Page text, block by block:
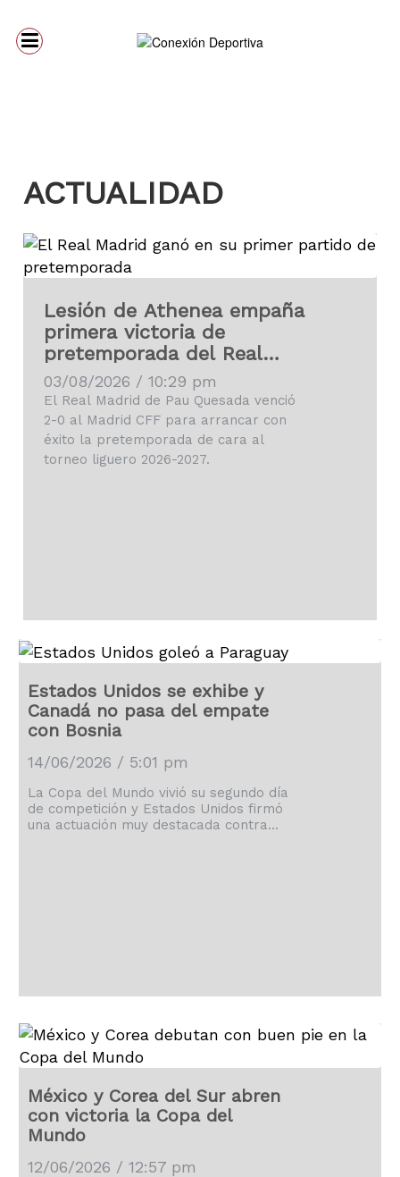
ACTUALIDAD
Lesión de Athenea empaña
primera victoria de
pretemporada del Real
Madrid
03/08/2026 / 10:29 pm
El Real Madrid de Pau Quesada venció
2-0 al Madrid CFF para arrancar con
éxito la pretemporada de cara al
torneo liguero 2026-2027.
Estados Unidos se exhibe y
Canadá no pasa del empate
con Bosnia
14/06/2026 / 5:01 pm
La Copa del Mundo vivió su segundo día
de competición y Estados Unidos firmó
una actuación muy destacada contra
México y Corea del Sur abren
con victoria la Copa del
Mundo
12/06/2026 / 12:57 pm